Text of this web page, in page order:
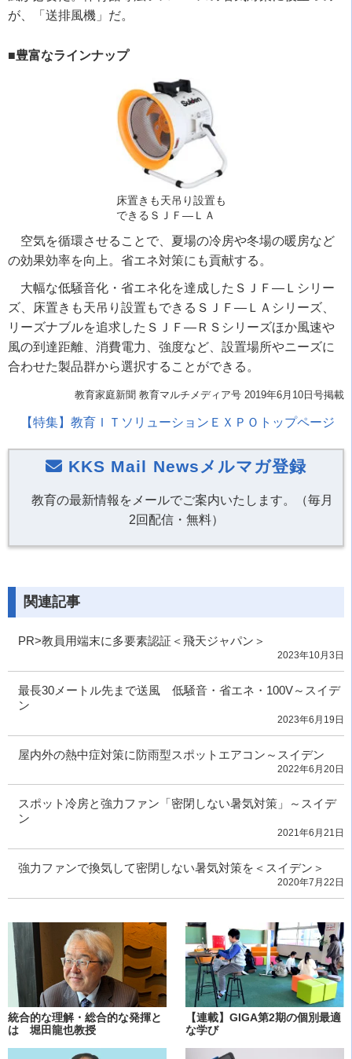
が、「送排風機」だ。
■豊富なラインナップ
床置きも天吊り設置も
できるＳＪＦ―ＬＡ
空気を循環させることで、夏場の冷房や冬場の暖房など
の効果効率を向上。省エネ対策にも貢献する。
大幅な低騒音化・省エネ化を達成したＳＪＦ―Ｌシリー
ズ、床置きも天吊り設置もできるＳＪＦ―ＬＡシリーズ、
リーズナブルを追求したＳＪＦ―ＲＳシリーズほか風速や
風の到達距離、消費電力、強度など、設置場所やニーズに
合わせた製品群から選択することができる。
教育家庭新聞 教育マルチメディア号 2019年6月10日号掲載
【特集】教育ＩＴソリューションＥＸＰＯトップページ
KKS Mail Newsメルマガ登録
教育の最新情報をメールでご案内いたします。（毎月
2回配信・無料）
関連記事
PR>教員用端末に多要素認証＜飛天ジャパン＞
2023年10月3日
最長30メートル先まで送風 低騒音・省エネ・100V～スイデ
ン
2023年6月19日
屋内外の熱中症対策に防雨型スポットエアコン～スイデン
2022年6月20日
スポット冷房と強力ファン「密閉しない暑気対策」～スイデ
ン
2021年6月21日
強力ファンで換気して密閉しない暑気対策を＜スイデン＞
2020年7月22日
統合的な理解・総合的な発揮と
は 堀田龍也教授
【連載】GIGA第2期の個別最適
な学び